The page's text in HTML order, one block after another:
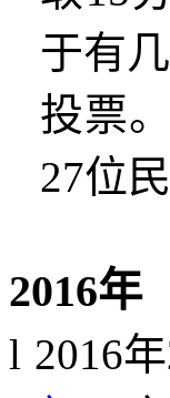
于有
投票
27位
2016年
l 2016年